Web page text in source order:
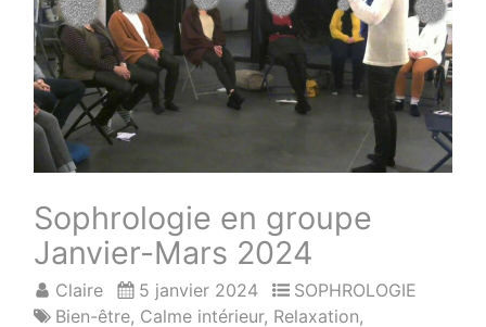
Sophrologie en groupe
Janvier-Mars 2024
Claire 5 janvier 2024
SOPHROLOGIE
Bien-être, Calme intérieur, Relaxation,